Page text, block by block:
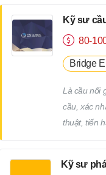
Kỹ sư
80-
Bridge
Là cầu nối
cầu, xác
thuật, tiến
đề sau khi
Kỹ sư